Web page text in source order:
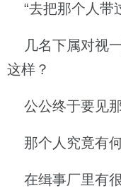
“去把那个人带
几名下属对视
这样？
公公终于要见
那个人究竟有
在缉事厂里有很